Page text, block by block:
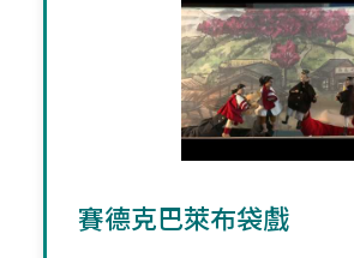
賽德克巴萊布袋戲